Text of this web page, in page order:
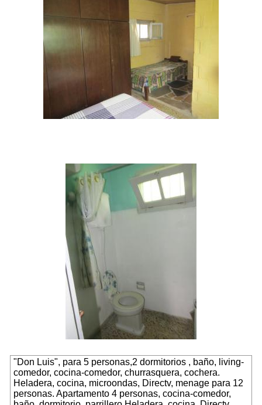
"Don Luis", para 5 personas,2 dormitorios , baño, living-
comedor, cocina-comedor, churrasquera, cochera.
Heladera, cocina, microondas, Directv, menage para 12
personas.Apartamento 4 personas, cocina-comedor,